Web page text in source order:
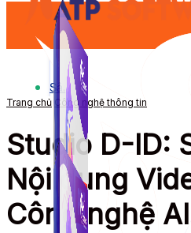
Sản Phẩm
Trang chủ Công nghệ thông tin
Studio D-ID:
Nội dung
Công nghệ AI